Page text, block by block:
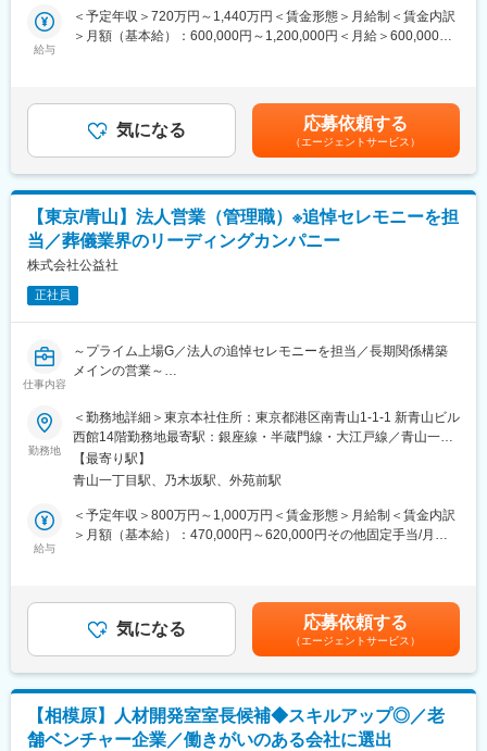
現在、当社は上場準備段階にあり、人材紹介事業を第二の主軸事
業として拡大していくフェーズです。
に事業を展開しており、数年間で売上が10倍以上と急成長を遂げ
ています。
昨今の家族構成や住宅事情の変化により、仏壇や葬儀のニーズは
多様化しています。当社はこれをビジネスチャンスと捉え、お客
様の希望に合ったサービス提供や高い対応力を強みに進んできま
した。
を担う幹部候補として、経営層直下で事業を牽引していただきま
す。
◇組織・メンバーのマネジメント
◇売上・利益最大化に向けた戦略立案・実行
■『HARE』について：
未経験者特化型の転職支援サービス『ハレキャリ』、選考対策メ
ディア『転職アカホン』などを展開し、毎月100名以上の転職を
支援する急成長中の事業です。
「晴れやかな気持ちで働ける社会の実現」を理念に、求職者・企
業・エージェントの三方に価値を届ける事業モデルを構築してい
ます。
現在、当社は上場準備段階にあり、人材紹介事業を第二の主軸事
業として拡大していくフェーズです。
当社は葬祭式場（全国展開）、仏壇販売、不動産事業など多角的
に事業を展開しており、数年間で売上が10倍以上と急成長を遂げ
ています。
昨今の家族構成や住宅事情の変化により、仏壇や葬儀のニーズは
様の希望に合ったサービス提供や高い対応力を強みに進んできま
した。
給与
＜予定年収＞720万円～1,440万円＜賃金形態＞月給制＜賃金内訳
＞月額（基本給）：600,000円～1,200,000円＜月給＞600,000円
気になる 応募依頼する
（エージェントサービス）
【東京/青山】法人営業（管理職）※追悼セレモニーを担
当／葬儀業界のリーディングカンパニー
株式会社公益社
正社員
仕事内容
～プライム上場G／法人の追悼セレモニーを担当／長期関係構築
メインの営業～
■業務概要
上場企業を中心に各企業の総務・秘書部門へセミナーを通してア
プローチを行い、お別れの会などの追悼セレモニーを受託するた
めの推進活動を担っていただきます。
セミナーや勉強会、追悼セレモニーを通してお客様から非常に感
謝される場面が多く、ご逝去後は式当日まで（2～3か月間程度）
同じゴールを目指し、お客様と共に創り上げていく一体感のある
・上場企業/中堅・オーナー企業に対するセミナーの集客・企画立
案・運営・マネジメント
・セミナー参加顧客に対する社内規程・マニュアルの作成を通じ
対応からお別れの会における事前準備事項まで様々なご質問を受
けています
・追悼セレモニーのプロデュース（事前準備のご相談、訃報対
勤務地
＜勤務地詳細＞東京本社住所：東京都港区南青山1-1-1 新青山ビル
西館14階勤務地最寄駅：銀座線・半蔵門線・大江戸線／青山一丁
目駅受動喫煙対策：屋内全面禁煙変更の範囲：会社の定める事業
所
【最寄り駅】
青山一丁目駅、乃木坂駅、外苑前駅
給与
＜予定年収＞800万円～1,000万円＜賃金形態＞月給制＜賃金内訳
＞月額（基本給）：470,000円～620,000円その他固定手当/月：
（9月） ■賞与：年2回（6月、12月／200万円～ ）■固定手当：
地域手当2万円～3万円賃金はあくまでも目安の金額であり、選考
を通じて上下する可能性があります。月給(月額)は固定手当を含め
た表記です。
気になる 応募依頼する
（エージェントサービス）
【相模原】人材開発室室長候補◆スキルアップ◎／老
舗ベンチャー企業／働きがいのある会社に選出